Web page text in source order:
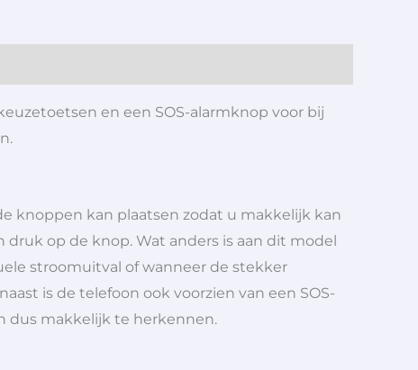
en een SOS-alarmknop voor bij
knoppen kan plaatsen zodat u makkelijk kan
op de knop. Wat anders is aan dit model
stroomuitval of wanneer de stekker
is de telefoon ook voorzien van een SOS-
dus makkelijk te herkennen.